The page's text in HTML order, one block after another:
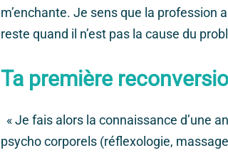
m’enchante. Je sens que la profession
reste quand il n’est pas la cause du
Ta première
« Je fais alors la connaissance d’une
psycho corporels (réflexologie,